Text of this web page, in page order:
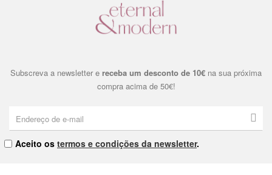
Subscreva a newsletter e receba um desconto de 10€ na sua próxima
compra acima de 50€!
Aceito os termos e condições da newsletter.